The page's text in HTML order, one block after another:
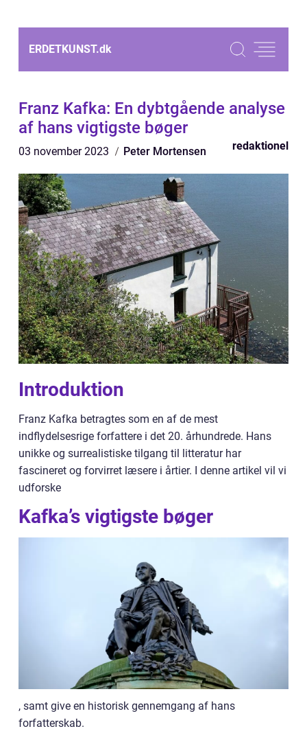
ERDETKUNST.dk
Franz Kafka: En dybtgående analyse
af hans vigtigste bøger
03 november 2023 Peter Mortensen redaktionel
Introduktion
Franz Kafka betragtes som en af de mest
indflydelsesrige forfattere i det 20. århundrede. Hans
unikke og surrealistiske tilgang til litteratur har
fascineret og forvirret læsere i årtier. I denne artikel vil vi
udforske
Kafka’s vigtigste bøger
, samt give en historisk gennemgang af hans
forfatterskab.